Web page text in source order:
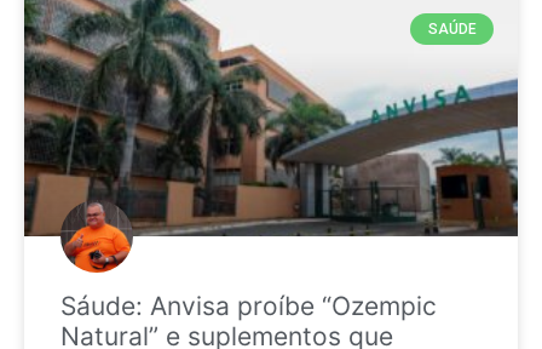
SAÚDE
Sáude: Anvisa proíbe “Ozempic
Natural” e suplementos que